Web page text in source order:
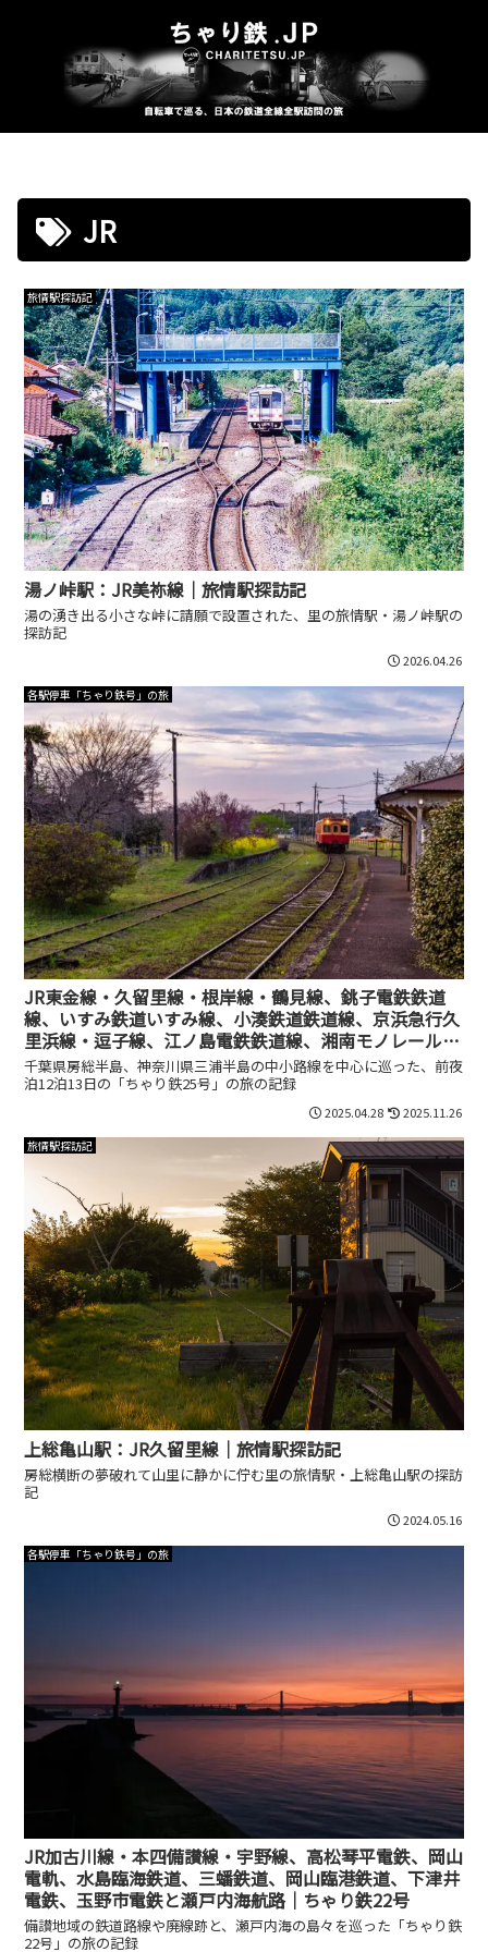
JR
旅情駅探訪記
湯ノ峠駅：JR美祢線｜旅情駅探訪記
湯の湧き出る小さな峠に請願で設置された、里の旅情駅・湯ノ峠駅の
探訪記
2026.04.26
各駅停車「ちゃり鉄号」の旅
JR東金線・久留里線・根岸線・鶴見線、銚子電鉄鉄道
線、いすみ鉄道いすみ線、小湊鉄道鉄道線、京浜急行久
里浜線・逗子線、江ノ島電鉄鉄道線、湘南モノレール江
の島線、横浜シーサイドライン金沢シーサイドライン、
九十九里鉄道鉄道線、小湊鉄道鉄道線未成線、南総鉄道
鉄道線、京浜急行久里浜線未成線・武山線未成線、改正
鉄道敷設法別表第47号線・第48号線｜ちゃり鉄25号
千葉県房総半島、神奈川県三浦半島の中小路線を中心に巡った、前夜
泊12泊13日の「ちゃり鉄25号」の旅の記録
2025.04.28 2025.11.26
旅情駅探訪記
上総亀山駅：JR久留里線｜旅情駅探訪記
房総横断の夢破れて山里に静かに佇む里の旅情駅・上総亀山駅の探訪
記
2024.05.16
各駅停車「ちゃり鉄号」の旅
JR加古川線・本四備讃線・宇野線、高松琴平電鉄、岡山
電軌、水島臨海鉄道、三蟠鉄道、岡山臨港鉄道、下津井
電鉄、玉野市電鉄と瀬戸内海航路｜ちゃり鉄22号
備讃地域の鉄道路線や廃線跡と、瀬戸内海の島々を巡った「ちゃり鉄
22号」の旅の記録